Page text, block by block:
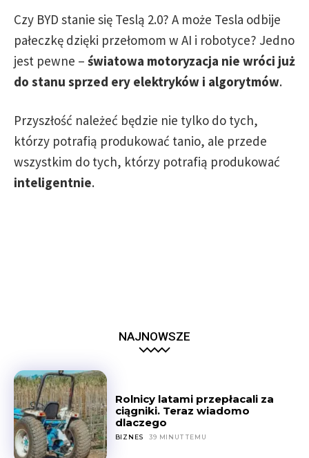
Czy BYD stanie się Teslą 2.0? A może Tesla odbije
pałeczkę dzięki przełomom w AI i robotyce? Jedno
jest pewne – światowa motoryzacja nie wróci już
do stanu sprzed ery elektryków i algorytmów.
Przyszłość należeć będzie nie tylko do tych,
którzy potrafią produkować tanio, ale przede
wszystkim do tych, którzy potrafią produkować
inteligentnie.
NAJNOWSZE
Rolnicy latami przepłacali za
ciągniki. Teraz wiadomo
dlaczego
BIZNES 39 MINUT TEMU